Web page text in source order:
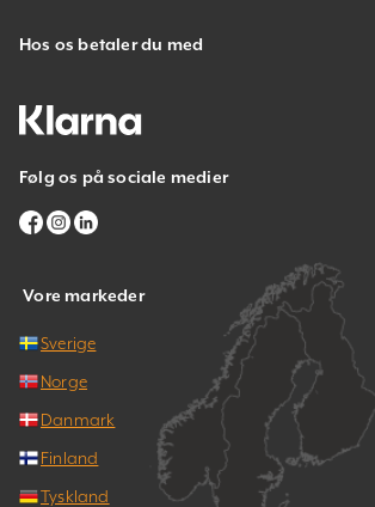
Hos os betaler du med
Følg os på sociale medier
Vore markeder
Sverige
Norge
Danmark
Finland
Tyskland